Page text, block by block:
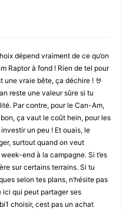
dépend vraiment de ce qu’on
Raptor à fond ! Rien de tel pour
une vraie bête, ça déchire ! 🤘
reste une valeur sûre si tu
Par contre, pour le Can-Am,
ça vaut le coût hein, pour les
un peu ! Et ouais, le
surtout quand on veut
end à la campagne. Si t’es
sur certains terrains. Si tu
selon tes plans, n’hésite pas
ici qui peut partager ses
choisir, cest pas un achat